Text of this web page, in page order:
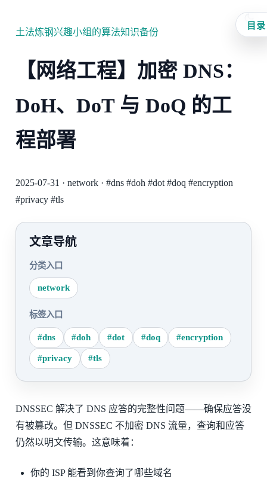
土法炼钢兴趣小组的算法知识备份
【网络工程】加密 DNS：
DoH、DoT 与 DoQ 的工
程部署
2025-07-31 · network· #dns #doh #dot #doq #encryption
#privacy #tls
文章导航
分类入口
network
标签入口
#dns #doh #dot #doq #encryption
#privacy #tls
DNSSEC 解决了 DNS 应答的完整性问题——确保应答没
有被篡改。但 DNSSEC 不加密 DNS 流量，查询和应答
仍然以明文传输。这意味着：
你的 ISP 能看到你查询了哪些域名
目录